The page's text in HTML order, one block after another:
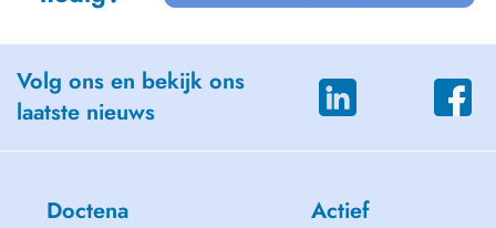
Volg ons en bekijk ons
laatste nieuws
Doctena Actief